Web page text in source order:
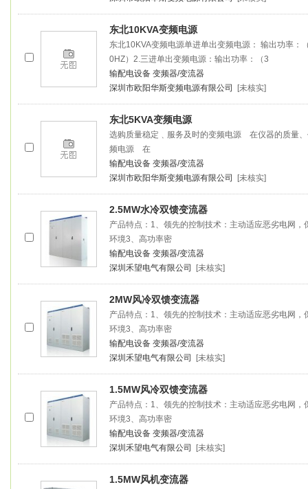
东北10KVA变频电源
东北10KVA变频电源单进单出变频电源： 输出功率
0HZ）2.三进单出变频电源：输出功率：（3
输配电设备 变频器/变流器
深圳市欧阳华斯变频电源有限公司
[未核实]
东北5KVA变频电源
选购质量稳定﹑服务及时的变频电源 在仪器的质量
频电源 在
输配电设备 变频器/变流器
深圳市欧阳华斯变频电源有限公司
[未核实]
2.5MW水冷双馈变流器
产品特点：1、领先的控制技术：主动适应恶劣电网
环境3、高功率密
输配电设备 变频器/变流器
深圳禾望电气有限公司
[未核实]
2MW风冷双馈变流器
产品特点：1、领先的控制技术：主动适应恶劣电网
环境3、高功率密
输配电设备 变频器/变流器
深圳禾望电气有限公司
[未核实]
1.5MW风冷双馈变流器
产品特点：1、领先的控制技术：主动适应恶劣电网
环境3、高功率密
输配电设备 变频器/变流器
深圳禾望电气有限公司
[未核实]
1.5MW风机变流器